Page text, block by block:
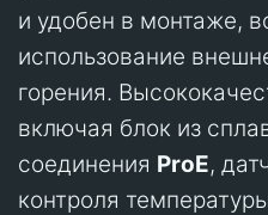
и удобен в монтаже,
использование
горения.
включая блок из
соединения ProE,
контроля